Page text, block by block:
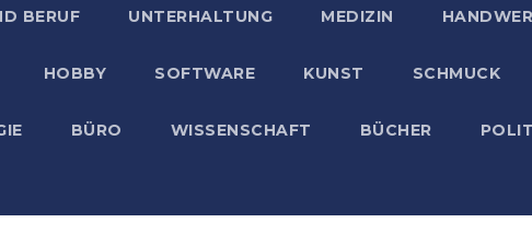
BERUF UNTERHALTUNG MEDIZIN
HOBBY SOFTWARE KUNST SCHMUCK
BÜRO WISSENSCHAFT BÜCHER